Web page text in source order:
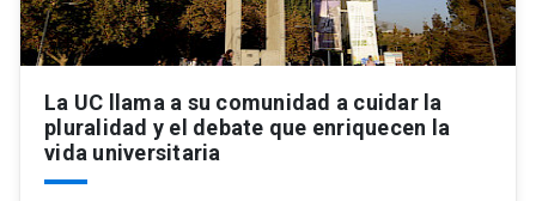
La UC llama a su comunidad a cuidar la
pluralidad y el debate que enriquecen la
vida universitaria